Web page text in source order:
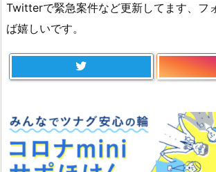
Twitterで緊急案件など更新してます、フ
ば嬉しいです。